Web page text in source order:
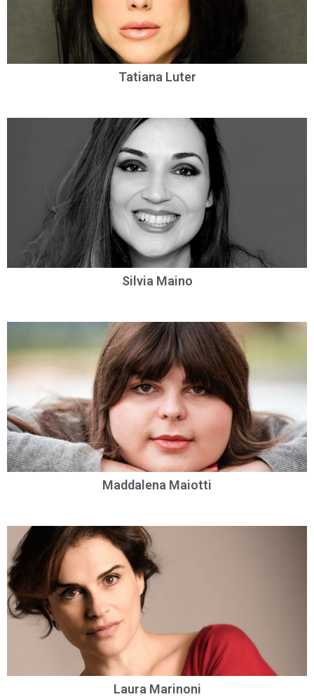
Tatiana Luter
Silvia Maino
Maddalena Maiotti
Laura Marinoni